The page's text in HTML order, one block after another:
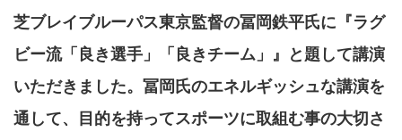
芝ブレイブルーパス東京監督の冨岡鉄平氏に『ラグ
ビー流「良き選手」「良きチーム」』と題して講演
いただきました。冨岡氏のエネルギッシュな講演を
通して、目的を持ってスポーツに取組む事の大切さ